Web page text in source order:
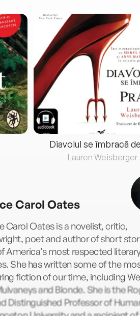
Diavolul se îmbracă
Lauren Weisberger
Carol Oates
Carol Oates is a novelist, critic,
poet and author of short
America’s most respected
She has written some of the
fiction of our time, including
and Blonde. She is the
Distinguished Professor of